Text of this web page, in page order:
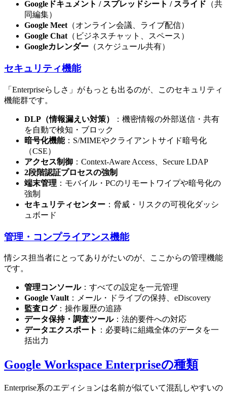
Googleドキュメント / スプレッドシート / スライド （共
同編集）
Google Meet （オンライン会議、ライブ配信）
Google Chat （ビジネスチャット、スペース）
Googleカレンダー （スケジュール共有）
セキュリティ機能
「Enterpriseらしさ」がもっとも出るのが、このセキュリティ
機能群です。
DLP（情報漏えい対策）
：機密情報の外部送信・共有
を自動で検知・ブロック
暗号化機能：S/MIMEやクライアントサイド暗号化
（CSE）
アクセス制御 ：Context-Aware Access、Secure LDAP
2段階認証プロセスの強制
端末管理 ：モバイル・PCのリモートワイプや暗号化の
強制
セキュリティセンター ：脅威・リスクの可視化ダッシ
ュボード
管理・コンプライアンス機能
情シス担当者にとってありがたいのが、ここからの管理機能
です。
管理コンソール：すべての設定を一元管理
Google Vault ：メール・ドライブの保持、eDiscovery
監査ログ：操作履歴の追跡
データ保持・調査ツール：法的要件への対応
データエクスポート ：必要時に組織全体のデータを一
括出力
Google Workspace Enterpriseの種類
Enterprise系のエディションは名前が似ていて混乱しやすいの